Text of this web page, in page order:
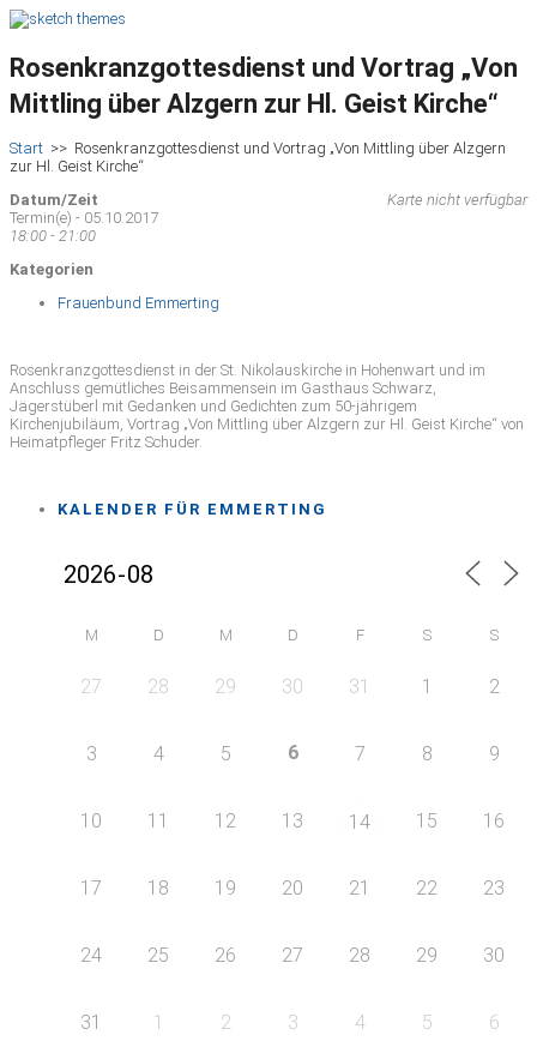
Rosenkranzgottesdienst und Vortrag „Von
Mittling über Alzgern zur Hl. Geist Kirche“
Start >> Rosenkranzgottesdienst und Vortrag „Von Mittling über Alzgern
zur Hl. Geist Kirche“
Karte nicht verfügbar
Datum/Zeit
Termin(e) - 05.10.2017
18:00 - 21:00
Kategorien
Frauenbund Emmerting
Rosenkranzgottesdienst in der St. Nikolauskirche in Hohenwart und im
Anschluss gemütliches Beisammensein im Gasthaus Schwarz,
Jägerstüberl mit Gedanken und Gedichten zum 50-jährigem
Kirchenjubiläum, Vortrag „Von Mittling über Alzgern zur Hl. Geist Kirche“ von
Heimatpfleger Fritz Schuder.
KALENDER FÜR EMMERTING
M D M D F S S
27 28 29 30 31 1 2
3 4 5 6 7 8 9
10 11 12 13 14 15 16
17 18 19 20 21 22 23
24 25 26 27 28 29 30
31 1 2 3 4 5 6